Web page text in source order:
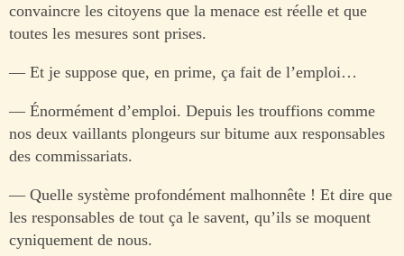
convaincre les citoyens que la menace est réelle et que
toutes les mesures sont prises.
— Et je suppose que, en prime, ça fait de l’emploi…
— Énormément d’emploi. Depuis les trouffions comme
nos deux vaillants plongeurs sur bitume aux responsables
des commissariats.
— Quelle système profondément malhonnête ! Et dire que
les responsables de tout ça le savent, qu’ils se moquent
cyniquement de nous.